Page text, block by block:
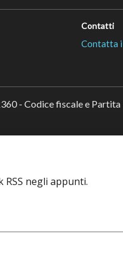
Contatti
Contatta
- Codice fiscale e Partita
RSS negli appunti.